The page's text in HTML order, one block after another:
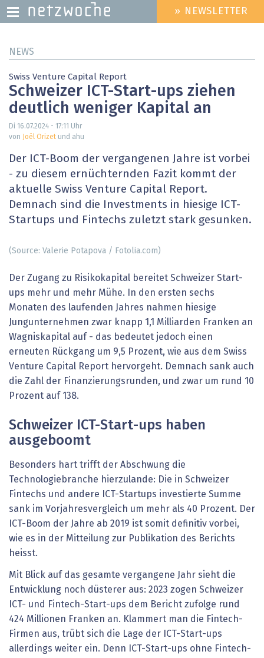
zum
HEADER
MENU
» NEWSLETTER
NEWS
Swiss Venture Capital Report
Schweizer ICT-Start-ups ziehen
deutlich weniger Kapital an
Di 16.07.2024 - 17:11 Uhr
von
Joël Orizet und ahu
Der ICT-Boom der vergangenen Jahre ist vorbei
- zu diesem ernüchternden Fazit kommt der
aktuelle Swiss Venture Capital Report.
Demnach sind die Investments in hiesige ICT-
Startups und Fintechs zuletzt stark gesunken.
(Source: Valerie Potapova / Fotolia.com)
Der Zugang zu Risikokapital bereitet Schweizer Start-
ups mehr und mehr Mühe. In den ersten sechs
Monaten des laufenden Jahres nahmen hiesige
Jungunternehmen zwar knapp 1,1 Milliarden Franken an
Wagniskapital auf - das bedeutet jedoch einen
erneuten Rückgang um 9,5 Prozent, wie aus dem Swiss
Venture Capital Report hervorgeht. Demnach sank auch
die Zahl der Finanzierungsrunden, und zwar um rund 10
Prozent auf 138.
Schweizer ICT-Start-ups haben
ausgeboomt
Besonders hart trifft der Abschwung die
Technologiebranche hierzulande: Die in Schweizer
Fintechs und andere ICT-Startups investierte Summe
sank im Vorjahresvergleich um mehr als 40 Prozent. Der
ICT-Boom der Jahre ab 2019 ist somit definitiv vorbei,
wie es in der Mitteilung zur Publikation des Berichts
heisst.
Mit Blick auf das gesamte vergangene Jahr sieht die
Entwicklung noch düsterer aus: 2023 zogen Schweizer
ICT- und Fintech-Start-ups dem Bericht zufolge rund
424 Millionen Franken an. Klammert man die Fintech-
Firmen aus, trübt sich die Lage der ICT-Start-ups
allerdings weiter ein. Denn ICT-Start-ups ohne Fintech-